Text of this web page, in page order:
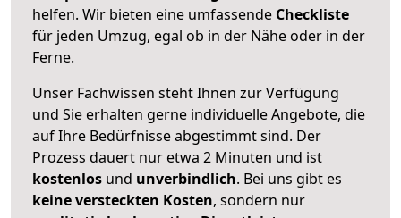
helfen. Wir bieten eine umfassende Checkliste
für jeden Umzug, egal ob in der Nähe oder in der
Ferne.
Unser Fachwissen steht Ihnen zur Verfügung
und Sie erhalten gerne individuelle Angebote, die
auf Ihre Bedürfnisse abgestimmt sind. Der
Prozess dauert nur etwa 2 Minuten und ist
kostenlos und unverbindlich. Bei uns gibt es
keine versteckten Kosten, sondern nur